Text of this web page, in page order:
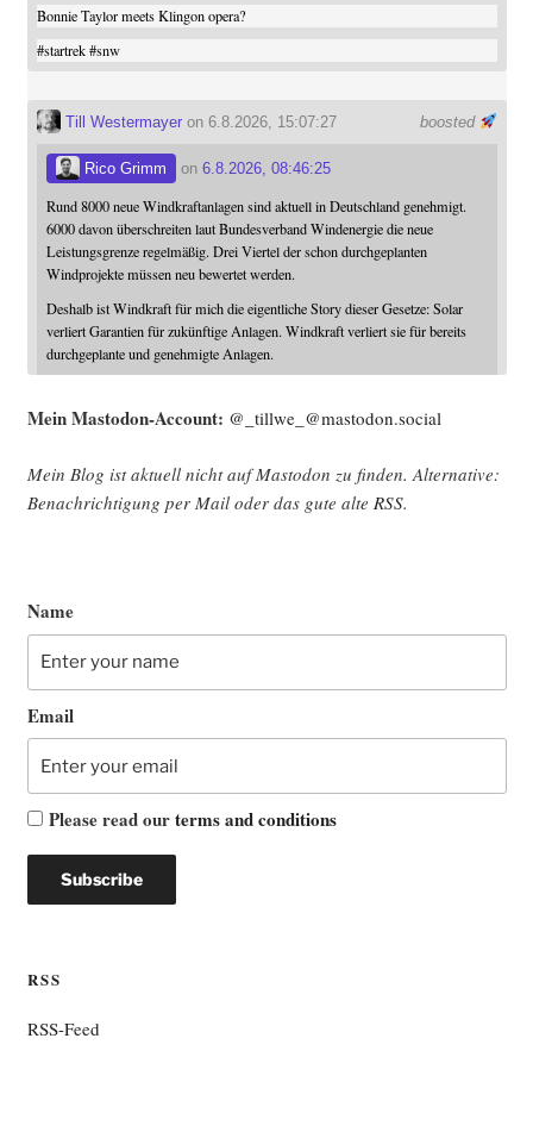
Bonnie Taylor meets Klingon opera?
#startrek #snw
boosted
Till Westermayeron 6.8.2026, 15:07:27
Rico Grimm on 6.8.2026, 08:46:25
Rund 8000 neue Windkraftanlagen sind aktuell in Deutschland genehmigt.
6000 davon überschreiten laut Bundesverband Windenergie die neue
Leistungsgrenze regelmäßig. Drei Viertel der schon durchgeplanten
Windprojekte müssen neu bewertet werden.
Deshalb ist Windkraft für mich die eigentliche Story dieser Gesetze: Solar
verliert Garantien für zukünftige Anlagen. Windkraft verliert sie für bereits
durchgeplante und genehmigte Anlagen.
Mein Mast­o­don-Account: @_tillwe_@mastodon.social
Mein Blog ist aktu­ell nicht auf Mast­o­don zu fin­den. Alter­na­ti­ve:
Benach­rich­ti­gung per Mail oder das gute alte RSS.
Name
Email
Please read ourterms and conditions
RSS
RSS-Feed